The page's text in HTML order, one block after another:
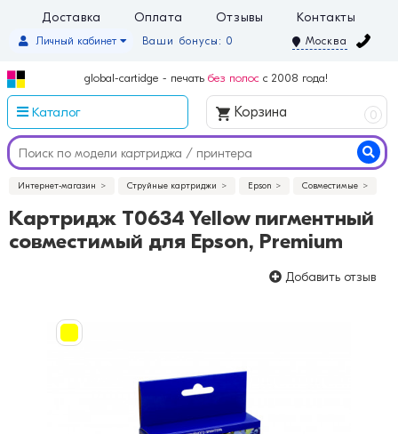
Доставка Оплата Отзывы Контакты
Ваши бонусы: 0
Личный кабинет Москва
global-cartidge - печать без полос с 2008 года!
Каталог Корзина 0
Интернет-магазин Струйные картриджи Epson Совместимые
Картридж T0634 Yellow пигментный
совместимый для Epson, Premium
Добавить отзыв